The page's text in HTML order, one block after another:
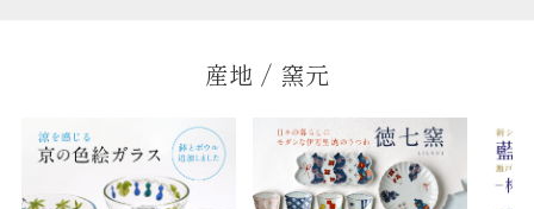
産地 / 窯元